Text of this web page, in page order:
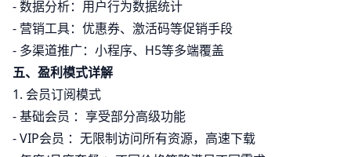
- 数据分析：用户行为数据统计
- 营销工具：优惠券、激活码等促销手段
- 多渠道推广：小程序、H5等多端覆盖
五、盈利模式详解
1. 会员订阅模式
- 基础会员 ：享受部分高级功能
- VIP会员 ：无限制访问所有资源，高速下载